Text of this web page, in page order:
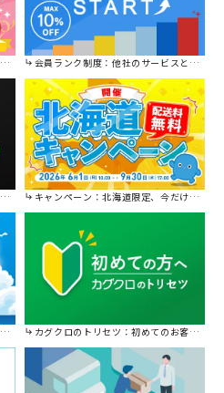
会員ランク制度：他社のサービスと比較してください。
キャンペーン：北海道限定、今だけ送料無料！
カグクロのトリセツ：初めてのお客様はこちら。